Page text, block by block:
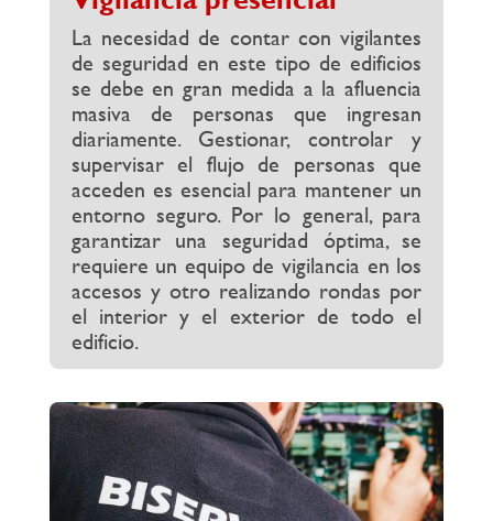
La necesidad de contar con vigilantes
de seguridad en este tipo de edificios
se debe en gran medida a la afluencia
masiva de personas que ingresan
diariamente. Gestionar, controlar y
supervisar el flujo de personas que
acceden es esencial para mantener un
entorno seguro. Por lo general, para
garantizar una seguridad óptima, se
requiere un equipo de vigilancia en los
accesos y otro realizando rondas por
el interior y el exterior de todo el
edificio.